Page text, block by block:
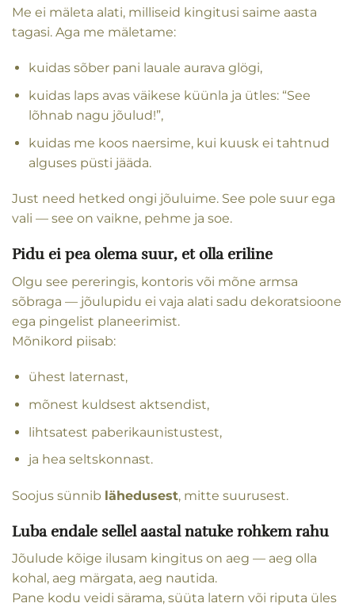
Me ei mäleta alati, milliseid kingitusi saime aasta
tagasi. Aga me mäletame:
kuidas sõber pani lauale aurava glögi,
kuidas laps avas väikese küünla ja ütles: “See
lõhnab nagu jõulud!”,
kuidas me koos naersime, kui kuusk ei tahtnud
alguses püsti jääda.
Just need hetked ongi jõuluime. See pole suur ega
vali — see on vaikne, pehme ja soe.
Pidu ei pea olema suur, et olla eriline
Olgu see pereringis, kontoris või mõne armsa
sõbraga — jõulupidu ei vaja alati sadu dekoratsioone
ega pingelist planeerimist.
Mõnikord piisab:
ühest laternast,
mõnest kuldsest aktsendist,
lihtsatest paberikaunistustest,
ja hea seltskonnast.
Soojus sünnib lähedusest, mitte suurusest.
Luba endale sellel aastal natuke rohkem rahu
Jõulude kõige ilusam kingitus on aeg — aeg olla
kohal, aeg märgata, aeg nautida.
Pane kodu veidi särama, süüta latern või riputa üles